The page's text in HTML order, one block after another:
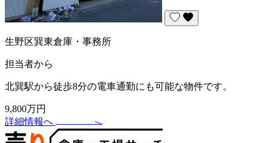
生野区巽東倉庫・事務所
担当者から
北巽駅から徒歩8分の電車通勤にも可能な物件です。
9,800万円
詳細情報へ